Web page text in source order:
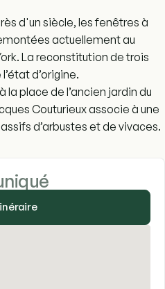
d'un siècle, les fenêtres à
actuellement au
La reconstitution de trois
d’origine.
la place de l’ancien jardin du
Couturieux associe à une
d’arbustes et de vivaces.